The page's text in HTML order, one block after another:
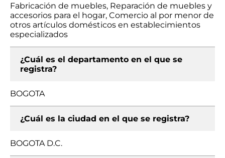
Fabricación de muebles, Reparación de muebles y
accesorios para el hogar, Comercio al por menor de
otros artículos domésticos en establecimientos
especializados
¿Cuál es el departamento en el que se
registra?
BOGOTA
¿Cuál es la ciudad en el que se registra?
BOGOTA D.C.